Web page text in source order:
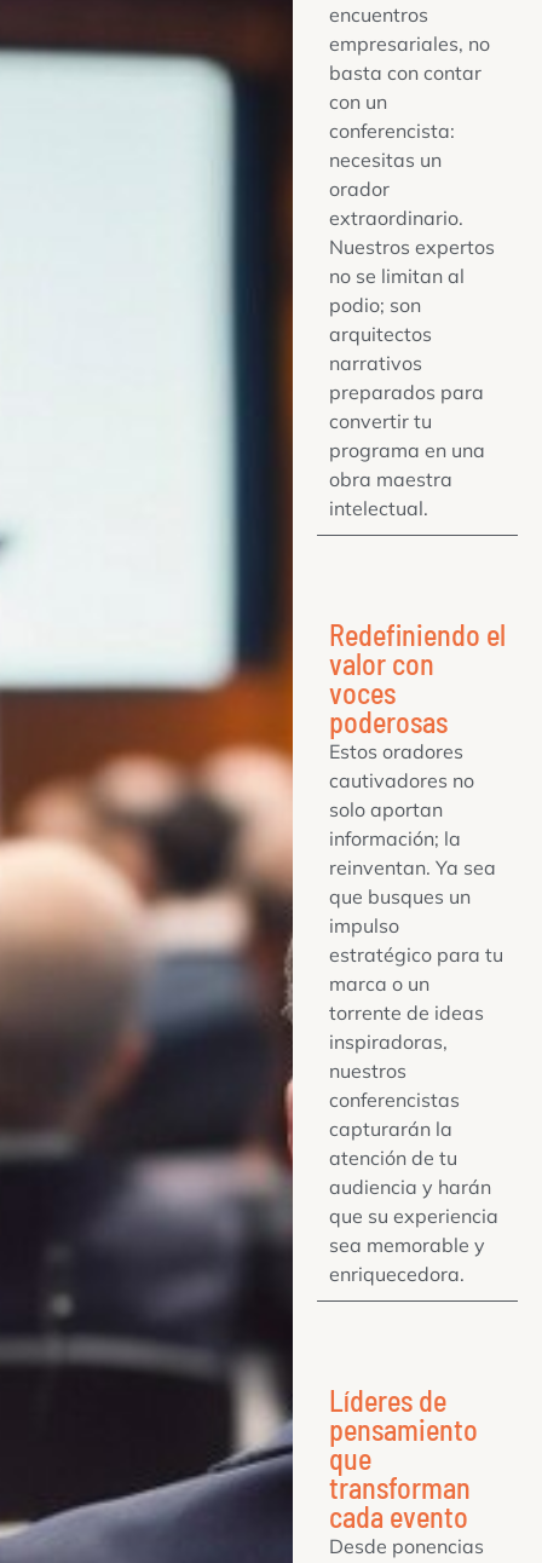
encuentros
empresariales, no
basta con contar
con un
conferencista:
necesitas un
orador
extraordinario.
Nuestros expertos
no se limitan al
podio; son
arquitectos
narrativos
preparados para
convertir tu
programa en una
obra maestra
intelectual.
Redefiniendo el
valor con
voces
poderosas
Estos oradores
cautivadores no
solo aportan
información; la
reinventan. Ya sea
que busques un
impulso
estratégico para tu
marca o un
torrente de ideas
inspiradoras,
nuestros
conferencistas
capturarán la
atención de tu
audiencia y harán
que su experiencia
sea memorable y
enriquecedora.
Líderes de
pensamiento
que
transforman
cada evento
Desde ponencias